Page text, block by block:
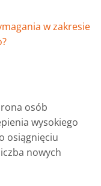
w zakresie
osób
wysokiego
osiągnięciu
nowych